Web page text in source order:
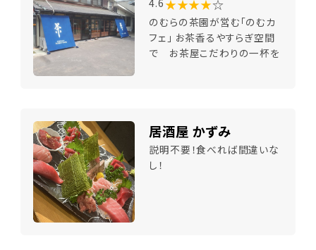
4.6 ★★★★☆
のむらの茶園が営む「のむカ
フェ」 お茶香るやすらぎ空間
で お茶屋こだわりの一杯を
居酒屋 かずみ
説明不要！食べれば間違いな
し！